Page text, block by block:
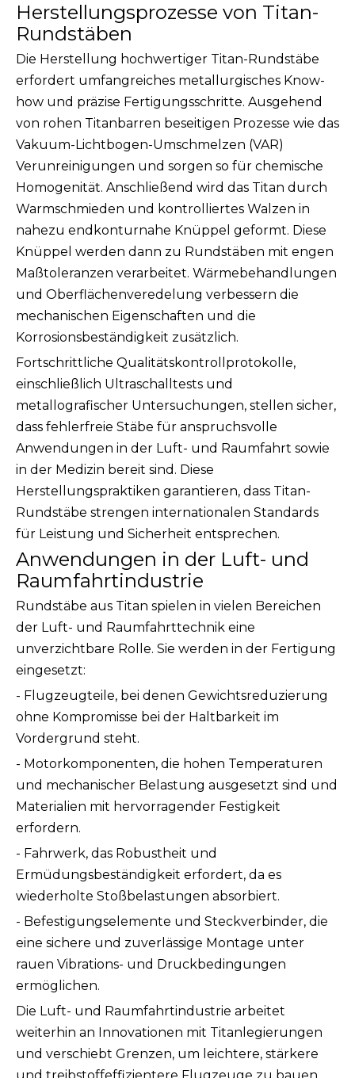
Herstellungsprozesse von Titan-
Rundstäben
Die Herstellung hochwertiger Titan-Rundstäbe
erfordert umfangreiches metallurgisches Know-
how und präzise Fertigungsschritte. Ausgehend
von rohen Titanbarren beseitigen Prozesse wie das
Vakuum-Lichtbogen-Umschmelzen (VAR)
Verunreinigungen und sorgen so für chemische
Homogenität. Anschließend wird das Titan durch
Warmschmieden und kontrolliertes Walzen in
nahezu endkonturnahe Knüppel geformt. Diese
Knüppel werden dann zu Rundstäben mit engen
Maßtoleranzen verarbeitet. Wärmebehandlungen
und Oberflächenveredelung verbessern die
mechanischen Eigenschaften und die
Korrosionsbeständigkeit zusätzlich.
Fortschrittliche Qualitätskontrollprotokolle,
einschließlich Ultraschalltests und
metallografischer Untersuchungen, stellen sicher,
dass fehlerfreie Stäbe für anspruchsvolle
Anwendungen in der Luft- und Raumfahrt sowie
in der Medizin bereit sind. Diese
Herstellungspraktiken garantieren, dass Titan-
Rundstäbe strengen internationalen Standards
für Leistung und Sicherheit entsprechen.
Anwendungen in der Luft- und
Raumfahrtindustrie
Rundstäbe aus Titan spielen in vielen Bereichen
der Luft- und Raumfahrttechnik eine
unverzichtbare Rolle. Sie werden in der Fertigung
eingesetzt:
- Flugzeugteile, bei denen Gewichtsreduzierung
ohne Kompromisse bei der Haltbarkeit im
Vordergrund steht.
- Motorkomponenten, die hohen Temperaturen
und mechanischer Belastung ausgesetzt sind und
Materialien mit hervorragender Festigkeit
erfordern.
- Fahrwerk, das Robustheit und
Ermüdungsbeständigkeit erfordert, da es
wiederholte Stoßbelastungen absorbiert.
- Befestigungselemente und Steckverbinder, die
eine sichere und zuverlässige Montage unter
rauen Vibrations- und Druckbedingungen
ermöglichen.
Die Luft- und Raumfahrtindustrie arbeitet
weiterhin an Innovationen mit Titanlegierungen
und verschiebt Grenzen, um leichtere, stärkere